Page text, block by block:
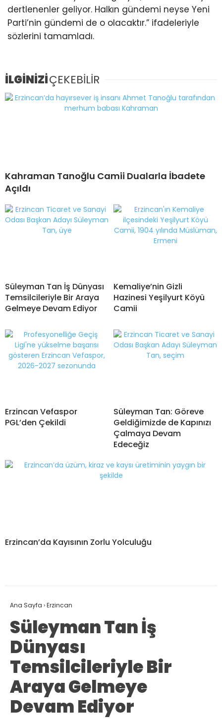
dertlenenler geliyor. Halkın gündemi neyse Yeni
Parti’nin gündemi de o olacaktır.” ifadeleriyle
sözlerini tamamladı.
İLGİNİZİÇEKEBİLİR
Kahraman Tanoğlu Camii Dualarla İbadete
Açıldı
Süleyman Tan İş Dünyası
Temsilcileriyle Bir Araya
Gelmeye Devam Ediyor
Kemaliye’nin Gizli
Hazinesi Yeşilyurt Köyü
Camii
Erzincan Vefaspor
PGL’den Çekildi
Süleyman Tan: Göreve
Geldiğimizde de Kapınızı
Çalmaya Devam
Edeceğiz
Erzincan’da Kayısının Zorlu Yolculuğu
Ana Sayfa ›Erzincan
Süleyman Tan İş
Dünyası
Temsilcileriyle Bir
Araya Gelmeye
Devam Ediyor